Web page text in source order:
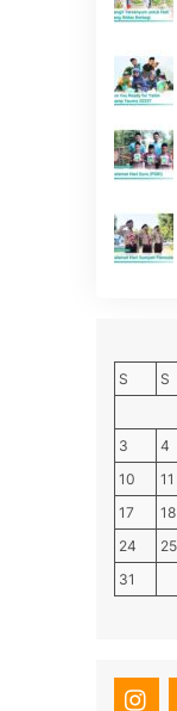
S
S
3
4
10
11
17
18
24
25
31